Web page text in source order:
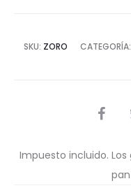
SKU: ZORO CATEGORÍA:
Impuesto incluido.